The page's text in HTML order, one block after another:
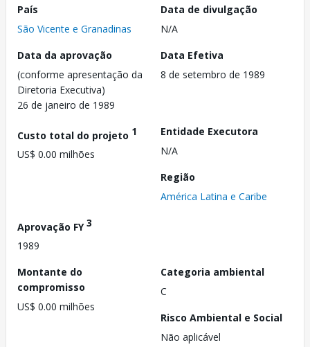
País
São Vicente e Granadinas
Data de divulgação
N/A
Data da aprovação
(conforme apresentação da
Diretoria Executiva)
26 de janeiro de 1989
Data Efetiva
8 de setembro de 1989
Custo total do projeto 1
US$ 0.00 milhões
Entidade Executora
N/A
Região
América Latina e Caribe
Aprovação FY3
1989
Montante do
compromisso
US$ 0.00 milhões
Categoria ambiental
C
Risco Ambiental e Social
Não aplicável